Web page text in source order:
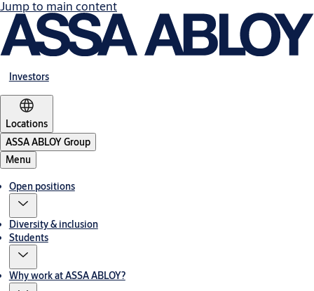
Jump to main content
Investors
Locations
ASSA ABLOY Group
Menu
Open positions
Diversity & inclusion
Students
Why work at ASSA ABLOY?